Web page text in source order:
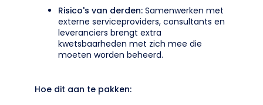
Risico's van derden: Samenwerken met
externe serviceproviders, consultants en
leveranciers brengt extra
kwetsbaarheden met zich mee die
moeten worden beheerd.
Hoe dit aan te pakken: